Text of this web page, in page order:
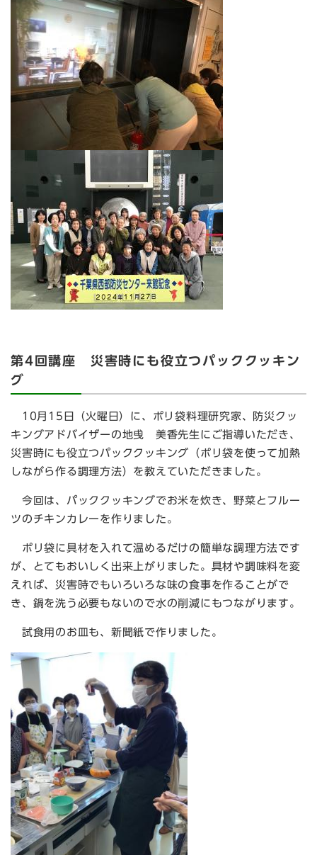
第4回講座 災害時にも役立つパッククッキン
グ
10月15日（火曜日）に、ポリ袋料理研究家、防災クッ
キングアドバイザーの地曵 美香先生にご指導いただき、
災害時にも役立つパッククッキング（ポリ袋を使って加熱
しながら作る調理方法）を教えていただきました。
今回は、パッククッキングでお米を炊き、野菜とフルー
ツのチキンカレーを作りました。
ポリ袋に具材を入れて温めるだけの簡単な調理方法です
が、とてもおいしく出来上がりました。具材や調味料を変
えれば、災害時でもいろいろな味の食事を作ることがで
き、鍋を洗う必要もないので水の削減にもつながります。
試食用のお皿も、新聞紙で作りました。